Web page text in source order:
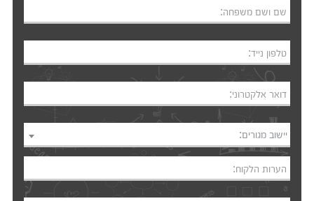
שם ושם משפחה:
טלפון נייד:
דואר אלקטרוני:
יישוב מגורים:
הערות הלקוח: